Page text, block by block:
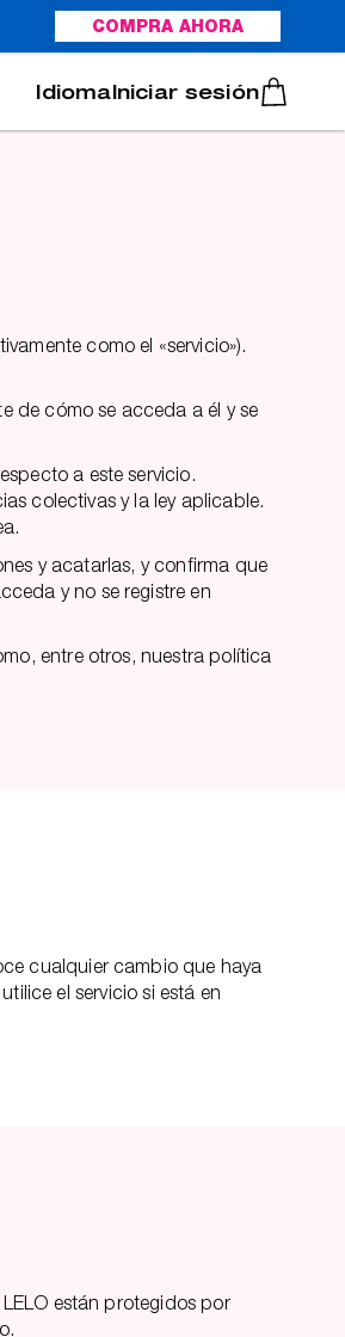
COMPRA AHORA
Português
Iniciar sesión
como el «servicio»).
de cómo se acceda a él y se
a este servicio.
colectivas y la ley aplicable.
y acatarlas, y confirma que
y no se registre en
entre otros, nuestra política
cualquier cambio que haya
el servicio si está en
están protegidos por